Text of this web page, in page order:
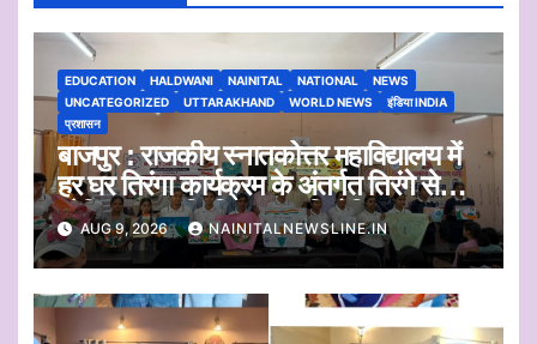
EDUCATION HALDWANI NAINITAL NATIONAL
NEWS
UNCATEGORIZED
UTTARAKHAND WORLD NEWS
इंडिया INDIA
प्रशासन
बाजपुर : राजकीय स्नातकोत्तर महाविद्यालय में
हर घर तिरंगा कार्यक्रम के अंतर्गत तिरंगे से
प्रेरित कलाकृति चित्रण प्रतियोगिता
आयोजित
AUG 9, 2026 NAINITALNEWSLINE.IN